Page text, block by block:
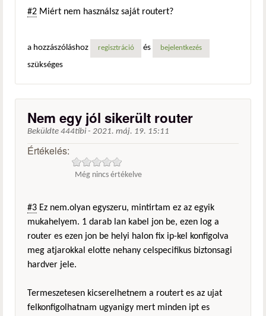
#2 Miért nem használsz saját routert?
a hozzászóláshoz regisztráció és bejelentkezés
szükséges
Nem egy jól sikerült router
Beküldte 444tibi - 2021. máj. 19. 15:11
Értékelés:
Még nincs értékelve
#3 Ez nem.olyan egyszeru, mintirtam ez az egyik
mukahelyem. 1 darab lan kabel jon be, ezen log a
router es ezen jon be helyi halon fix ip-kel konfigolva
meg atjarokkal elotte nehany celspecifikus biztonsagi
hardver jele.
Termeszetesen kicserelhetnem a routert es az ujat
felkonfigolhatnam ugyanigy mert minden ipt es